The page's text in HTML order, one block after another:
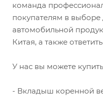
команда
покупателям в выборе
автомобильной
Китая, а также
У нас вы можете
- Вкладыш коренной